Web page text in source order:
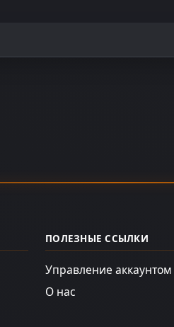
ПОЛЕЗНЫЕ ССЫЛКИ
Управление аккаунтом
О нас